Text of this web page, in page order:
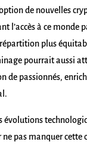
de nouvelles
l’accès à ce monde
plus
pourrait aussi
de passionnés,
évolutions
ne pas manquer cette